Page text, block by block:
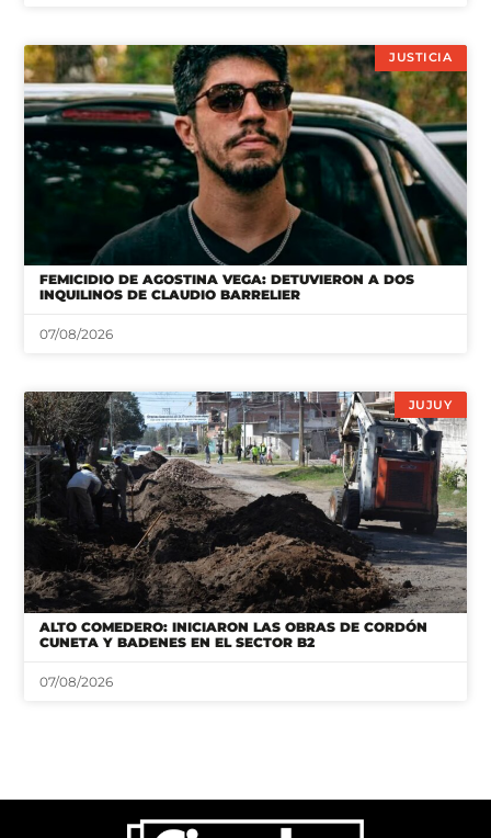
JUSTICIA
FEMICIDIO DE AGOSTINA VEGA: DETUVIERON A DOS
INQUILINOS DE CLAUDIO BARRELIER
07/08/2026
JUJUY
ALTO COMEDERO: INICIARON LAS OBRAS DE CORDÓN
CUNETA Y BADENES EN EL SECTOR B2
07/08/2026